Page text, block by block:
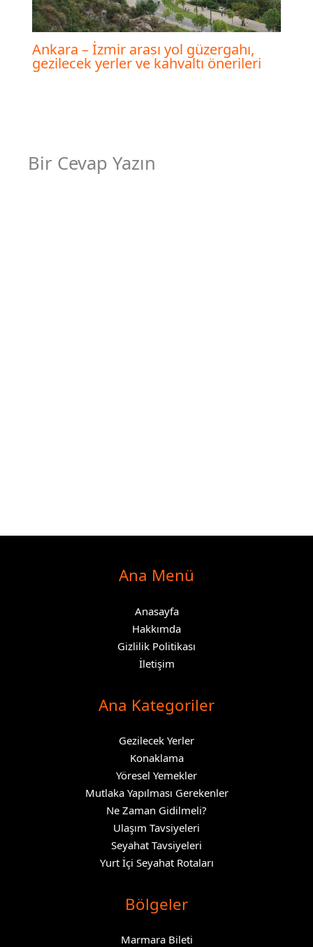
Ankara – İzmir arası yol güzergahı,
gezilecek yerler ve kahvaltı önerileri
Bir Cevap Yazın
Ana Menü
Anasayfa
Hakkımda
Gizlilik Politikası
İletişim
Ana Kategoriler
Gezilecek Yerler
Konaklama
Yöresel Yemekler
Mutlaka Yapılması Gerekenler
Ne Zaman Gidilmeli?
Ulaşım Tavsiyeleri
Seyahat Tavsiyeleri
Yurt İçi Seyahat Rotaları
Bölgeler
Marmara Bileti